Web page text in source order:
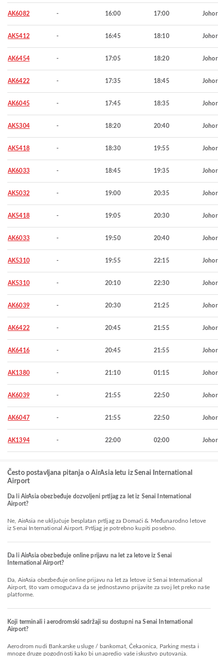
AK6082 - 16:00 17:00
AK5412 - 16:45 18:10
AK6454 - 17:05 18:20
AK6422 - 17:35 18:45
AK6045 - 17:45 18:35
AK5304 - 18:20 20:40
AK5418 - 18:30 19:55
AK6033 - 18:45 19:35
AK5032 - 19:00 20:35
AK5418 - 19:05 20:30
AK6033 - 19:50 20:40
AK5310 - 19:55 22:15
AK5310 - 20:10 22:30
AK6039 - 20:30 21:25
AK6422 - 20:45 21:55
AK6416 - 20:45 21:55
AK1380 - 21:10 01:15
AK6039 - 21:55 22:50
AK6047 - 21:55 22:50
AK1394 - 22:00 02:00
Često postavljana pitanja o AirAsia letu iz Senai International
Airport
Da li AirAsia obezbeđuje dozvoljeni prtljag za let iz Senai International
Airport?
Ne, AirAsia ne uključuje besplatan prtljag za Domaći & Međunarodno letove
iz Senai International Airport. Prtljag je potrebno kupiti posebno.
Da li AirAsia obezbeđuje online prijavu na let za letove iz Senai
International Airport?
Da, AirAsia obezbeđuje online prijavu na let za letove iz Senai International
Airport, što vam omogućava da se jednostavno prijavite za svoj let preko naše
platforme.
Koji terminali i aerodromski sadržaji su dostupni na Senai International
Airport?
Aerodrom nudi Bankarske usluge / bankomat, Čekaonica, Parking mesta i
mnoge druge pogodnosti kako bi unapredio vaše iskustvo putovanja.